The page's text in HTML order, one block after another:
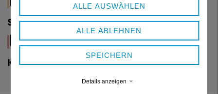
SOZIALES
UND
WOHNEN
KUNST
KULTUR
ALLE AUSWÄHLEN
ALLE ABLEHNEN
SPEICHERN
Details anzeigen